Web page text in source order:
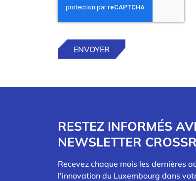
RESTEZ INFORMÉS
NEWSLETTER
Recevez chaque mois les dernières
l'innovation du Luxembourg dans